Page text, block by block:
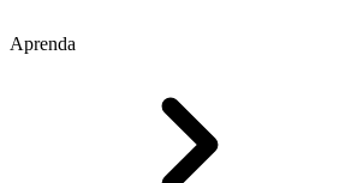
Aprenda